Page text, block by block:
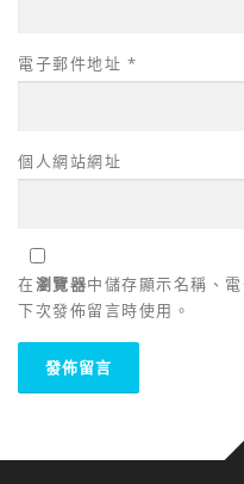
電子郵件地址 *
個人網站網址
在瀏覽器中儲存顯示名稱、
下次發佈留言時使用。